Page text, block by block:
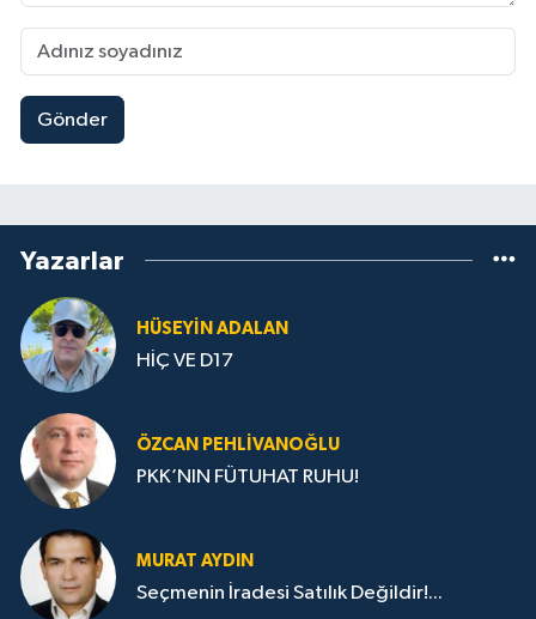
Gönder
Yazarlar
HÜSEYIN ADALAN
HİÇ VE D17
ÖZCAN PEHLIVANOĞLU
PKK’NIN FÜTUHAT RUHU!
MURAT AYDIN
Seçmenin İradesi Satılık Değildir!...